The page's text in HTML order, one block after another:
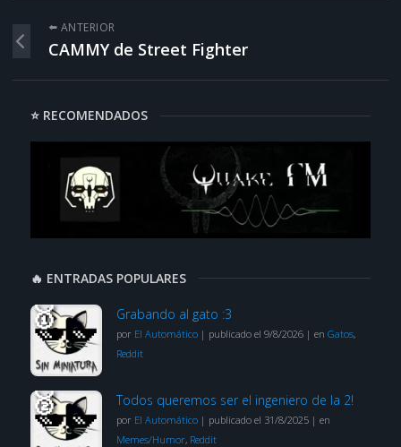
⬅️ ANTERIOR
CAMMY de Street Fighter
⭐ RECOMENDADOS
🔥 ENTRADAS POPULARES
Grabando al gato :3
por El Automático| publicado el 9/8/2026| en Gatos,
Reddit
Todos queremos ser el ingeniero de la 2!
por El Automático| publicado el 31/8/2025| en
Memes/Humor, Reddit